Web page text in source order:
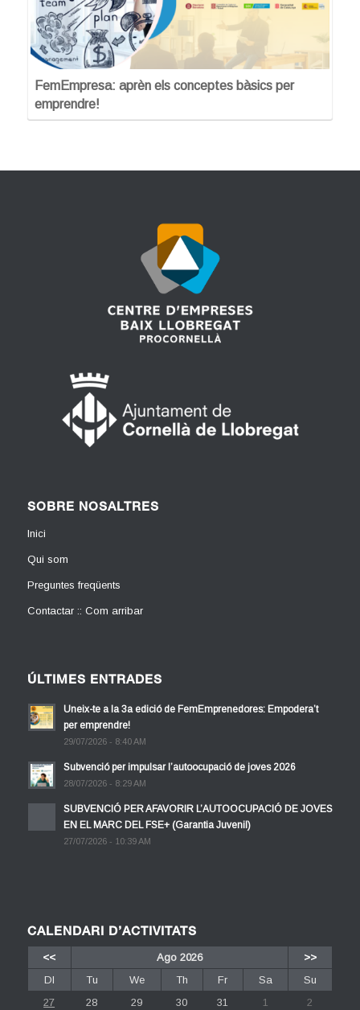
FemEmpresa: aprèn els conceptes bàsics per
emprendre!
SOBRE NOSALTRES
Inici
Qui som
Preguntes freqüents
Contactar :: Com arribar
ÚLTIMES ENTRADES
Uneix-te a la 3a edició de FemEmprenedores: Empodera’t
per emprendre!
29/07/2026 - 8:40 AM
Subvenció per impulsar l’autoocupació de joves 2026
28/07/2026 - 8:29 AM
SUBVENCIÓ PER AFAVORIR L’AUTOOCUPACIÓ DE JOVES
EN EL MARC DEL FSE+ (Garantia Juvenil)
27/07/2026 - 10:39 AM
CALENDARI D’ACTIVITATS
<< Ago 2026
>>
Dl
Tu We Th Fr Sa
Su
27
28 29 30 31 1
2